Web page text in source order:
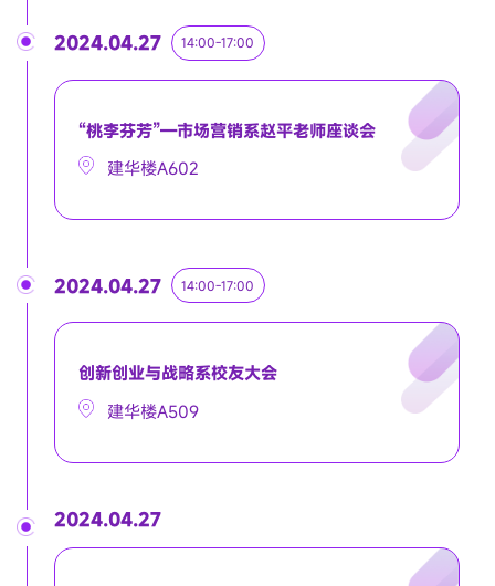
2024.04.27 14:00-17:00
“桃李芬芳”—市场营销系赵平老师座谈会
建华楼A602
2024.04.27 14:00-17:00
创新创业与战略系校友大会
建华楼A509
2024.04.27